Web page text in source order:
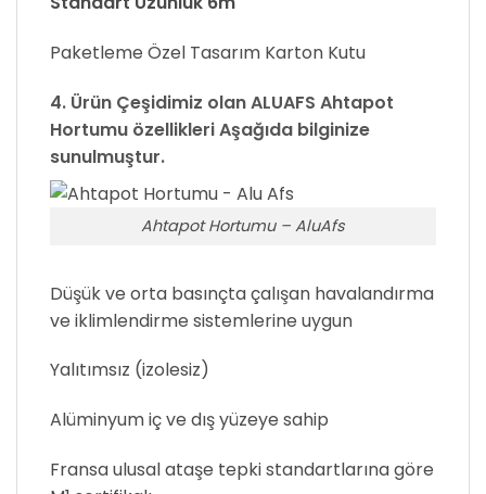
Paketleme Özel Tasarım Karton Kutu
4. Ürün Çeşidimiz olanALUAFS Ahtapot
Hortumu özellikleri Aşağıda bilginize
sunulmuştur.
Ahtapot Hortumu – AluAfs
Düşük ve orta basınçta çalışan havalandırma
ve iklimlendirme sistemlerine uygun
Yalıtımsız (izolesiz)
Alüminyum iç ve dış yüzeye sahip
Fransa ulusal ataşe tepki standartlarına göre